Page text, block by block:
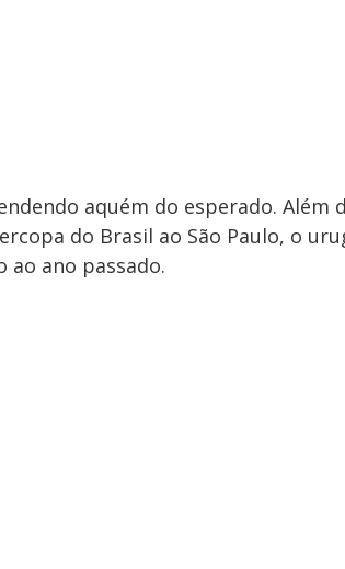
aquém do esperado. Além
do Brasil ao São Paulo, o
ao ano passado.